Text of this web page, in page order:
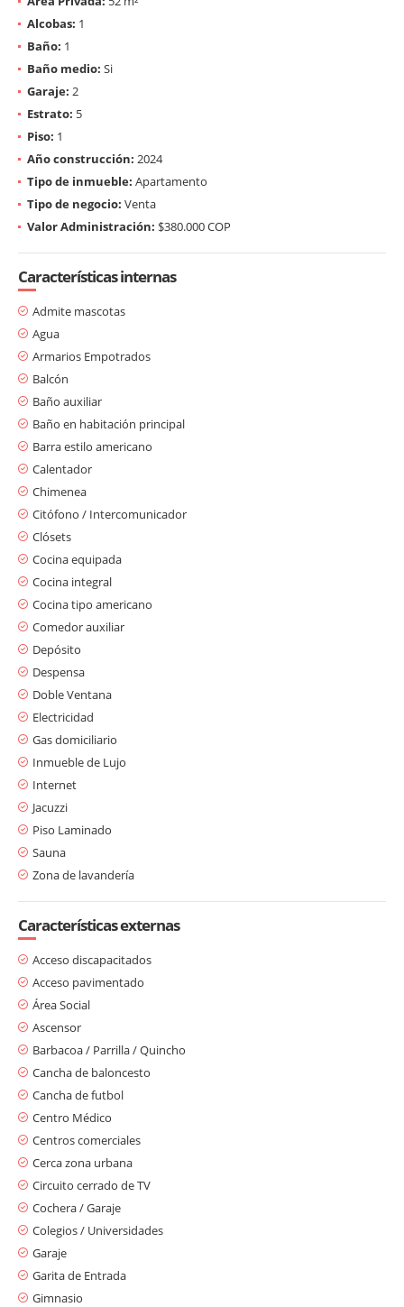
Alcobas: 1
Baño: 1
Baño medio: Si
Garaje: 2
Estrato: 5
Piso: 1
Año construcción: 2024
Tipo de inmueble: Apartamento
Tipo de negocio: Venta
Valor Administración: $380.000 COP
Características internas
Admite mascotas
Agua
Armarios Empotrados
Balcón
Baño auxiliar
Baño en habitación principal
Barra estilo americano
Calentador
Chimenea
Citófono / Intercomunicador
Clósets
Cocina equipada
Cocina integral
Cocina tipo americano
Comedor auxiliar
Depósito
Despensa
Doble Ventana
Electricidad
Gas domiciliario
Inmueble de Lujo
Internet
Jacuzzi
Piso Laminado
Sauna
Zona de lavandería
Características externas
Acceso discapacitados
Acceso pavimentado
Área Social
Ascensor
Barbacoa / Parrilla / Quincho
Cancha de baloncesto
Cancha de futbol
Centro Médico
Centros comerciales
Cerca zona urbana
Circuito cerrado de TV
Cochera / Garaje
Colegios / Universidades
Garaje
Garita de Entrada
Gimnasio